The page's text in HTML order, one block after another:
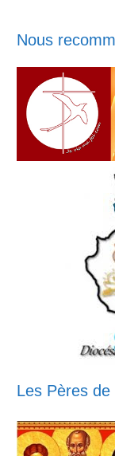
Nous
Les Pères de